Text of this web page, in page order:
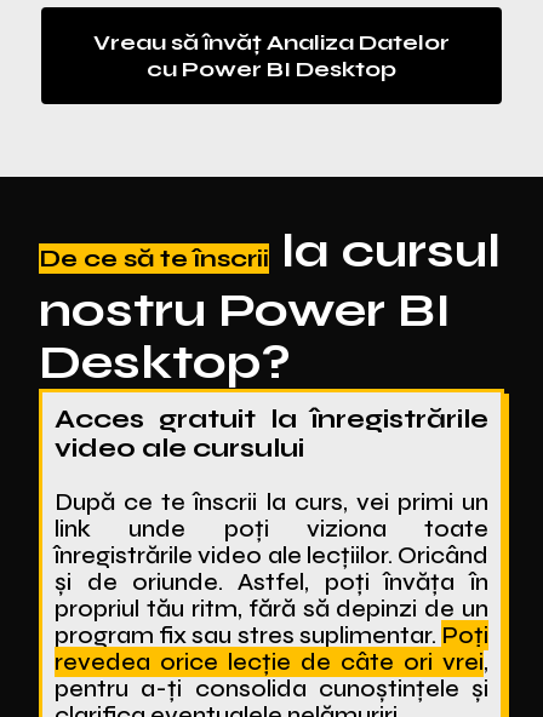
Vreau să învăț Analiza Datelor
cu Power BI Desktop
De ce să te înscrii la cursul
nostru Power BI
Desktop?
Acces gratuit la înregistrările
video ale cursului
După ce te înscrii la curs, vei primi un
link unde poți viziona toate
înregistrările video ale lecțiilor. Oricând
și de oriunde. Astfel, poți învăța în
propriul tău ritm, fără să depinzi de un
program fix sau stres suplimentar. Poți
revedea orice lecție de câte ori vrei,
pentru a-ți consolida cunoștințele și